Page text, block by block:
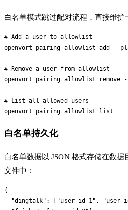
白名单模式跳过配对流程，直接维护
# Add a user to allowlist
openvort pairing allowlist add --
# Remove a user from allowlist
openvort pairing allowlist remove
# List all allowed users
白名单持久化
白名单数据以 JSON 格式存储在数据
文件中：
{
"dingtalk": ["user_id_1",